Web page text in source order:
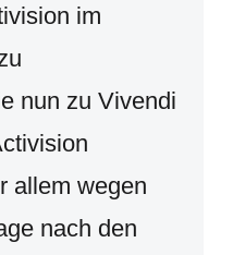
im
nun zu Vivendi
allem wegen
nach den